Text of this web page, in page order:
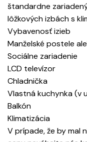
štandardne
lôžkových izbách s
Vybavenosť izieb
Manželské postele
Sociálne zariadenie
LCD televízor
Chladnička
Vlastná kuchynka (v
Balkón
Klimatizácia
V prípade, že by mal